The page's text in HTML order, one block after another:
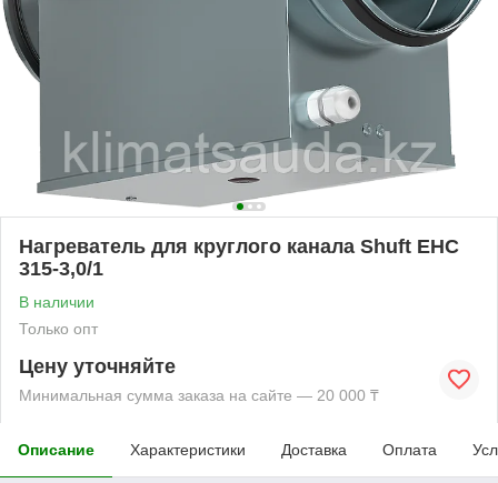
Нагреватель для круглого канала Shuft EHC
315-3,0/1
В наличии
Только опт
Цену уточняйте
Минимальная сумма заказа на сайте — 20 000 ₸
Описание Характеристики Доставка Оплата